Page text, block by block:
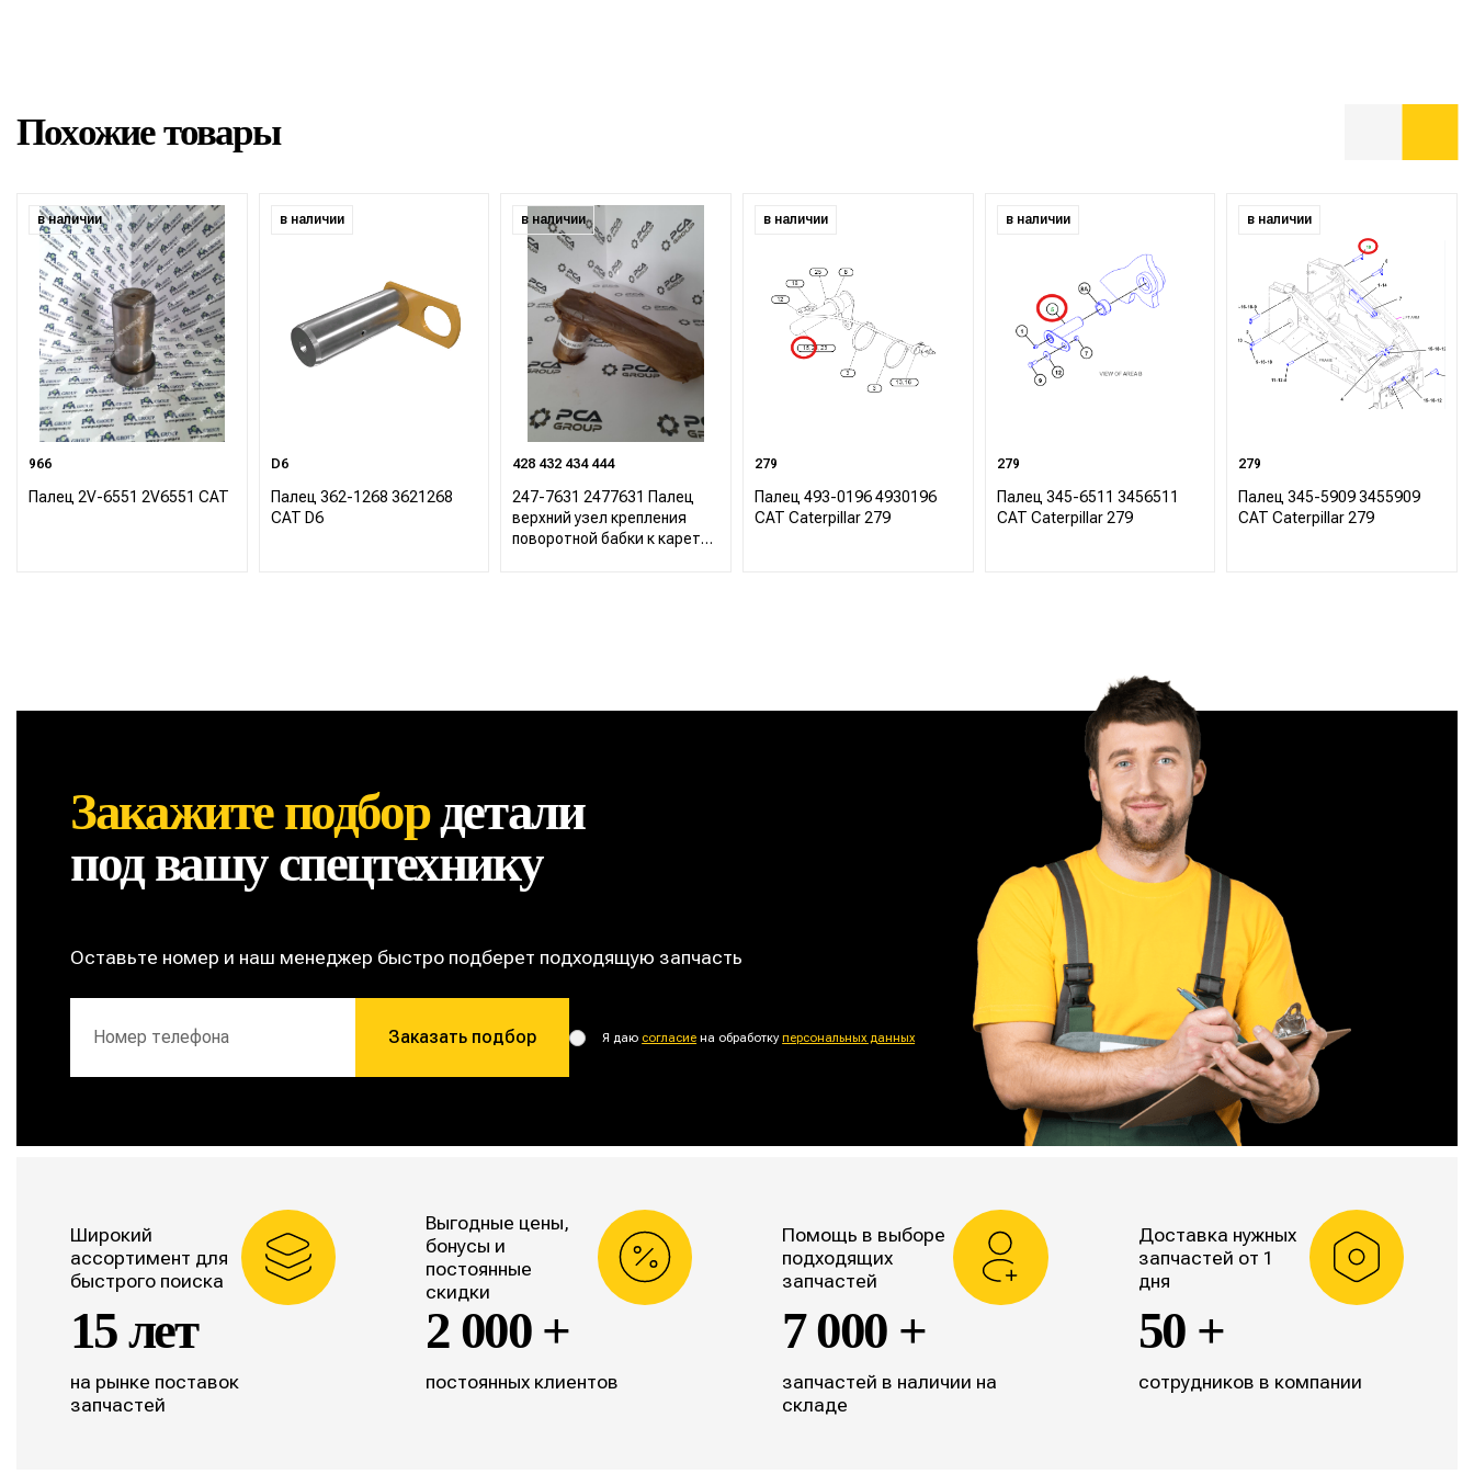
Похожие товары
в наличии
966
Палец 2V-6551 2V6551 CAT
в наличии
D6
Палец 362-1268 3621268
CAT D6
в наличии
428 432 434 444
247-7631 2477631 Палец
верхний узел крепления
поворотной бабки к каретке
в наличии
279
Палец 493-0196 4930196
CAT Caterpillar 279
в наличии
279
Палец 345-6511 3456511
CAT Caterpillar 279
в наличии
279
Палец 345-5909 3455909
CAT Caterpillar 279
Закажите подбордетали
под вашу спецтехнику
Оставьте номер и наш менеджер быстро подберет подходящую запчасть
Заказать подбор Я даю согласие на обработкуперсональных данных
Широкий
ассортимент для
быстрого поиска
15 лет
на рынке поставок
запчастей
Выгодные цены,
бонусы и
постоянные
скидки
2 000 +
постоянных клиентов
Помощь в выборе
подходящих
запчастей
7 000 +
запчастей в наличии на
складе
Доставка нужных
запчастей от 1
дня
50 +
сотрудников в компании